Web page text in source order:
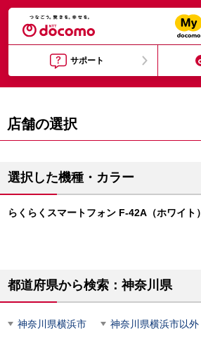
サポート
店舗の選択
選択した機種・カラー
らくらくスマートフォン F-42A（ホワイト）
都道府県から検索：神奈川県
神奈川県横浜市 神奈川県横浜市以外